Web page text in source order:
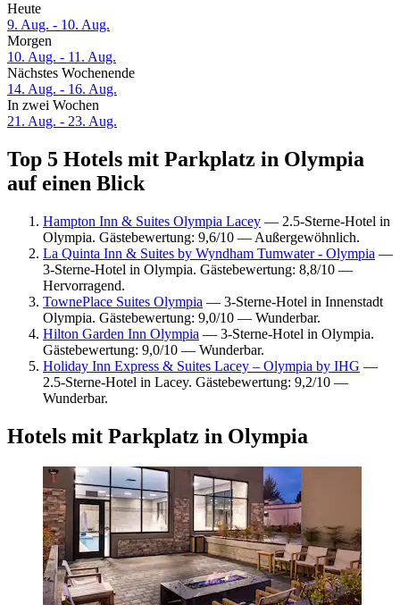
Heute
9. Aug. - 10. Aug.
Morgen
10. Aug. - 11. Aug.
Nächstes Wochenende
14. Aug. - 16. Aug.
In zwei Wochen
21. Aug. - 23. Aug.
Top 5 Hotels mit Parkplatz in Olympia
auf einen Blick
Hampton Inn & Suites Olympia Lacey — 2.5-Sterne-Hotel in
Olympia. Gästebewertung: 9,6/10 — Außergewöhnlich.
La Quinta Inn & Suites by Wyndham Tumwater - Olympia —
3-Sterne-Hotel in Olympia. Gästebewertung: 8,8/10 —
Hervorragend.
TownePlace Suites Olympia — 3-Sterne-Hotel in Innenstadt
Olympia. Gästebewertung: 9,0/10 — Wunderbar.
Hilton Garden Inn Olympia — 3-Sterne-Hotel in Olympia.
Gästebewertung: 9,0/10 — Wunderbar.
Holiday Inn Express & Suites Lacey – Olympia by IHG —
2.5-Sterne-Hotel in Lacey. Gästebewertung: 9,2/10 —
Wunderbar.
Hotels mit Parkplatz in Olympia